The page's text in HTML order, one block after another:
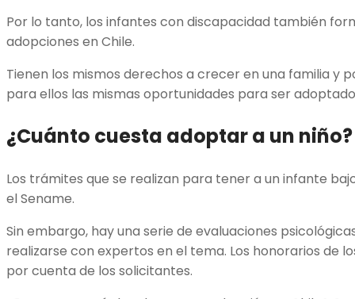
Por lo tanto, los infantes con discapacidad también
adopciones en Chile.
Tienen los mismos derechos a crecer en una familia y
para ellos las mismas oportunidades para ser
¿Cuánto cuesta adoptar a un niño?
Los trámites que se realizan para tener a un infante
el Sename.
Sin embargo, hay una serie de evaluaciones
realizarse con expertos en el tema. Los honorarios de
por cuenta de los solicitantes.